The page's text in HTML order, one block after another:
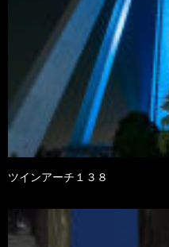
ツインアーチ１３８